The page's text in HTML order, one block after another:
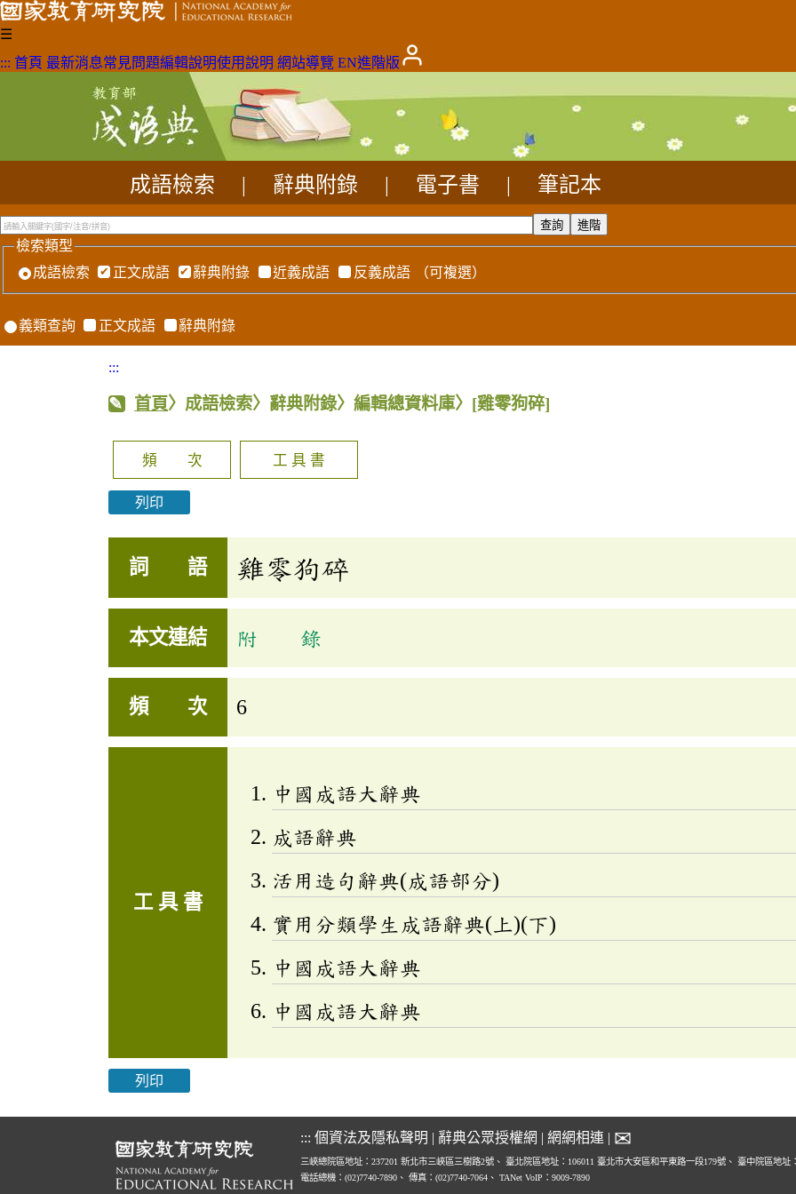
☰
::: 首頁 最新消息常見問題編輯說明使用說明 網站導覽 EN進階版
成語檢索 辭典附錄 電子書 筆記本
檢索類型
成語檢索
正文成語 辭典附錄 近義成語 反義成語 （可複選）
義類查詢 正文成語 辭典附錄
:::
首頁〉成語檢索〉辭典附錄〉編輯總資料庫〉 [雞零狗碎]
頻 次 工 具 書
列印
詞 語 雞零狗碎
本文連結 附 錄
頻 次 6
工 具 書
中國成語大辭典
成語辭典
活用造句辭典(成語部分)
實用分類學生成語辭典(上)(下)
中國成語大辭典
中國成語大辭典
列印
::: 個資法及隱私聲明 | 辭典公眾授權網 | 網網相連 | ✉
三峽總院區地址：237201 新北市三峽區三樹路2號、 臺北院區地址：106011 臺北市大安區和平東路一段179號、 臺中院區地址
電話總機：(02)7740-7890、 傳真：(02)7740-7064、 TANet VoIP：9009-7890